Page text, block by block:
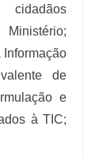
de
e
à TIC;